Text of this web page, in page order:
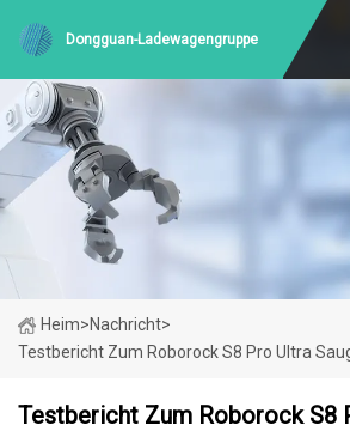
Dongguan-Ladewagengruppe
Heim>Nachricht>
Testbericht Zum Roborock S8 Pro Ultra
Testbericht Zum Roborock S8